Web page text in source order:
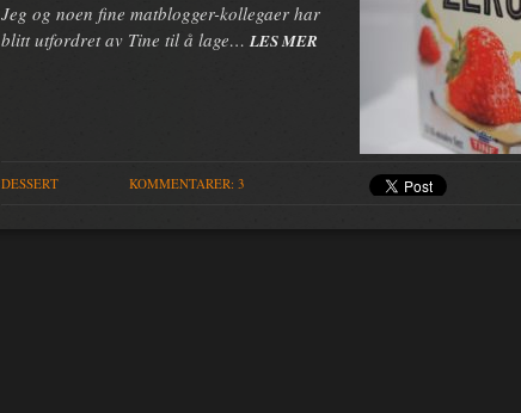
Jeg og noen fine matblogger-kollegaer har
blitt utfordret av Tine til å lage… LES MER
DESSERT KOMMENTARER: 3